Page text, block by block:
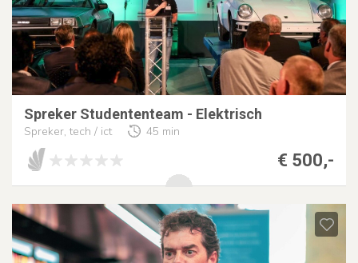
Spreker Studententeam - Elektrisch
Spreker, tech / ict 45 min
€ 500,-